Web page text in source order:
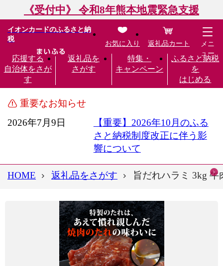
《受付中》 令和8年熊本地震緊急支援
イオンカードのふるさと納
税
応援する
自治体をさが
す
返礼品を
さがす
特集・
キャンペーン
ふるさと納税
を
はじめる
お気に入り 返礼品カート
メニ
ュー
重要なお知らせ
2026年7月9日
【重要】2026年10月のふる
さと納税制度改正に伴う影
響について
HOME 返礼品をさがす 旨だれハラミ 3kg